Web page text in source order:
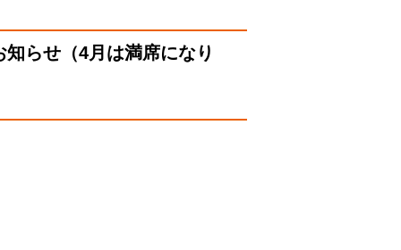
らせ（4月は満席になり